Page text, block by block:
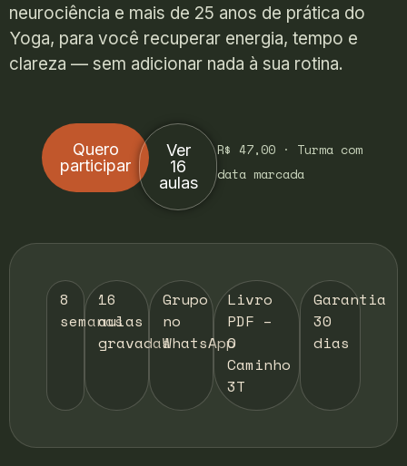
neurociência e mais de 25 anos de prática do
Yoga, para você recuperar energia, tempo e
clareza — sem adicionar nada à sua rotina.
Quero
participar
Ver
16
aulas
R$ 47,00 · Turma com
data marcada
8
semanas
16
aulas
gravadas
Grupo
no
WhatsApp
Livro
PDF –
O
Caminho
3T
Garantia
30
dias